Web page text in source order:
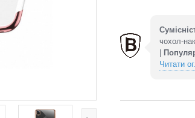
чохол-
Читати